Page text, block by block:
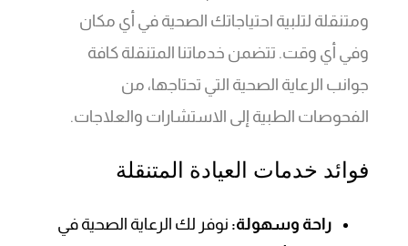
ومتنقلة لتلبية احتياجاتك الصحية في أي مكان
وفي أي وقت. تتضمن خدماتنا المتنقلة كافة
جوانب الرعاية الصحية التي تحتاجها، من
الفحوصات الطبية إلى الاستشارات والعلاجات.
فوائد خدمات العيادة المتنقلة
راحة وسهولة: نوفر لك الرعاية الصحية في